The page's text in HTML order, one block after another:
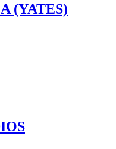
(YATES)